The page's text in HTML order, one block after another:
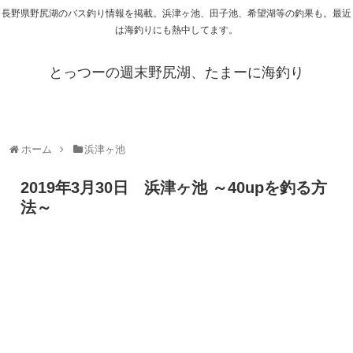
長野県野尻湖のバス釣り情報を掲載。浜津ヶ池、田子池、希望湖等の釣果も。最近
は海釣りにも熱中してます。
とっつーの週末野尻湖、たまーに海釣り
ホーム 浜津ヶ池
2019年3月30日 浜津ヶ池 ～40upを釣る方
法～